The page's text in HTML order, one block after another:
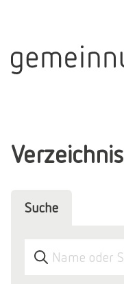
Verzeichnis
Suche